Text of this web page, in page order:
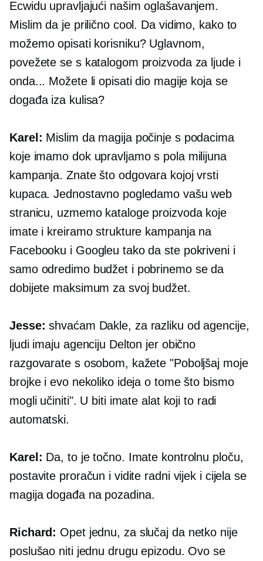
Ecwidu upravljajući našim oglašavanjem.
Mislim da je prilično cool. Da vidimo, kako to
možemo opisati korisniku? Uglavnom,
povežete se s katalogom proizvoda za ljude i
onda... Možete li opisati dio magije koja se
događa iza kulisa?
Karel: Mislim da magija počinje s podacima
koje imamo dok upravljamo s pola milijuna
kampanja. Znate što odgovara kojoj vrsti
kupaca. Jednostavno pogledamo vašu web
stranicu, uzmemo kataloge proizvoda koje
imate i kreiramo strukture kampanja na
Facebooku i Googleu tako da ste pokriveni i
samo odredimo budžet i pobrinemo se da
dobijete maksimum za svoj budžet.
Jesse: shvaćam Dakle, za razliku od agencije,
ljudi imaju agenciju Delton jer obično
razgovarate s osobom, kažete "Poboljšaj moje
brojke i evo nekoliko ideja o tome što bismo
mogli učiniti". U biti imate alat koji to radi
automatski.
Karel: Da, to je točno. Imate kontrolnu ploču,
postavite proračun i vidite radni vijek i cijela se
magija događa na pozadina.
Richard: Opet jednu, za slučaj da netko nije
poslušao niti jednu drugu epizodu. Ovo se